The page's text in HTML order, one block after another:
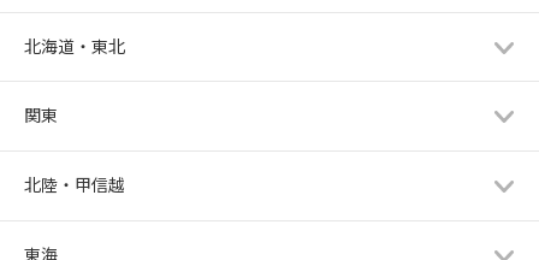
北海道・東北
関東
北陸・甲信越
東海